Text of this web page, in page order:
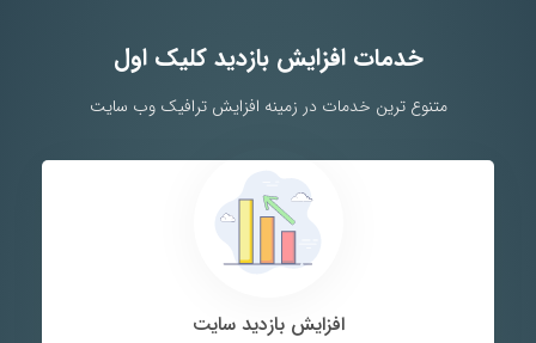
خدمات افزایش بازدید کلیک اول
متنوع ترین خدمات در زمینه افزایش ترافیک وب سایت
افزایش بازدید سایت